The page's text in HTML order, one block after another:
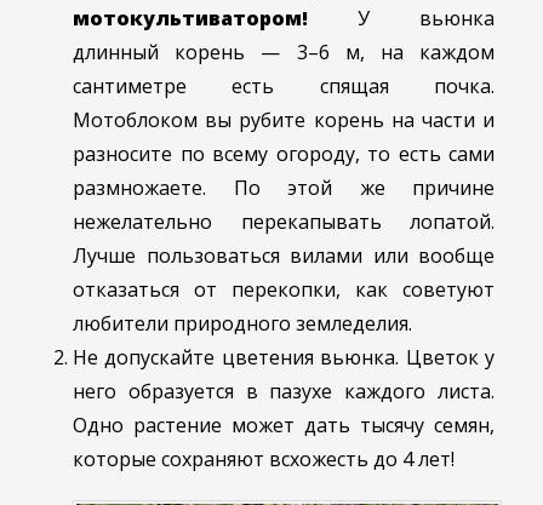
мотокультиватором! У вьюнка
длинный корень — 3–6 м, на каждом
сантиметре есть спящая почка.
Мотоблоком вы рубите корень на части и
разносите по всему огороду, то есть сами
размножаете. По этой же причине
нежелательно перекапывать лопатой.
Лучше пользоваться вилами или вообще
отказаться от перекопки, как советуют
любители природного земледелия.
Не допускайте цветения вьюнка. Цветок у
него образуется в пазухе каждого листа.
Одно растение может дать тысячу семян,
которые сохраняют всхожесть до 4 лет!